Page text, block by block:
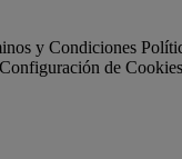
y Condiciones
Configuración de Cookies